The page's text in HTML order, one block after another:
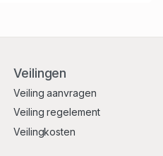
Veilingen
Veiling aanvragen
Veiling regelement
Veilingkosten